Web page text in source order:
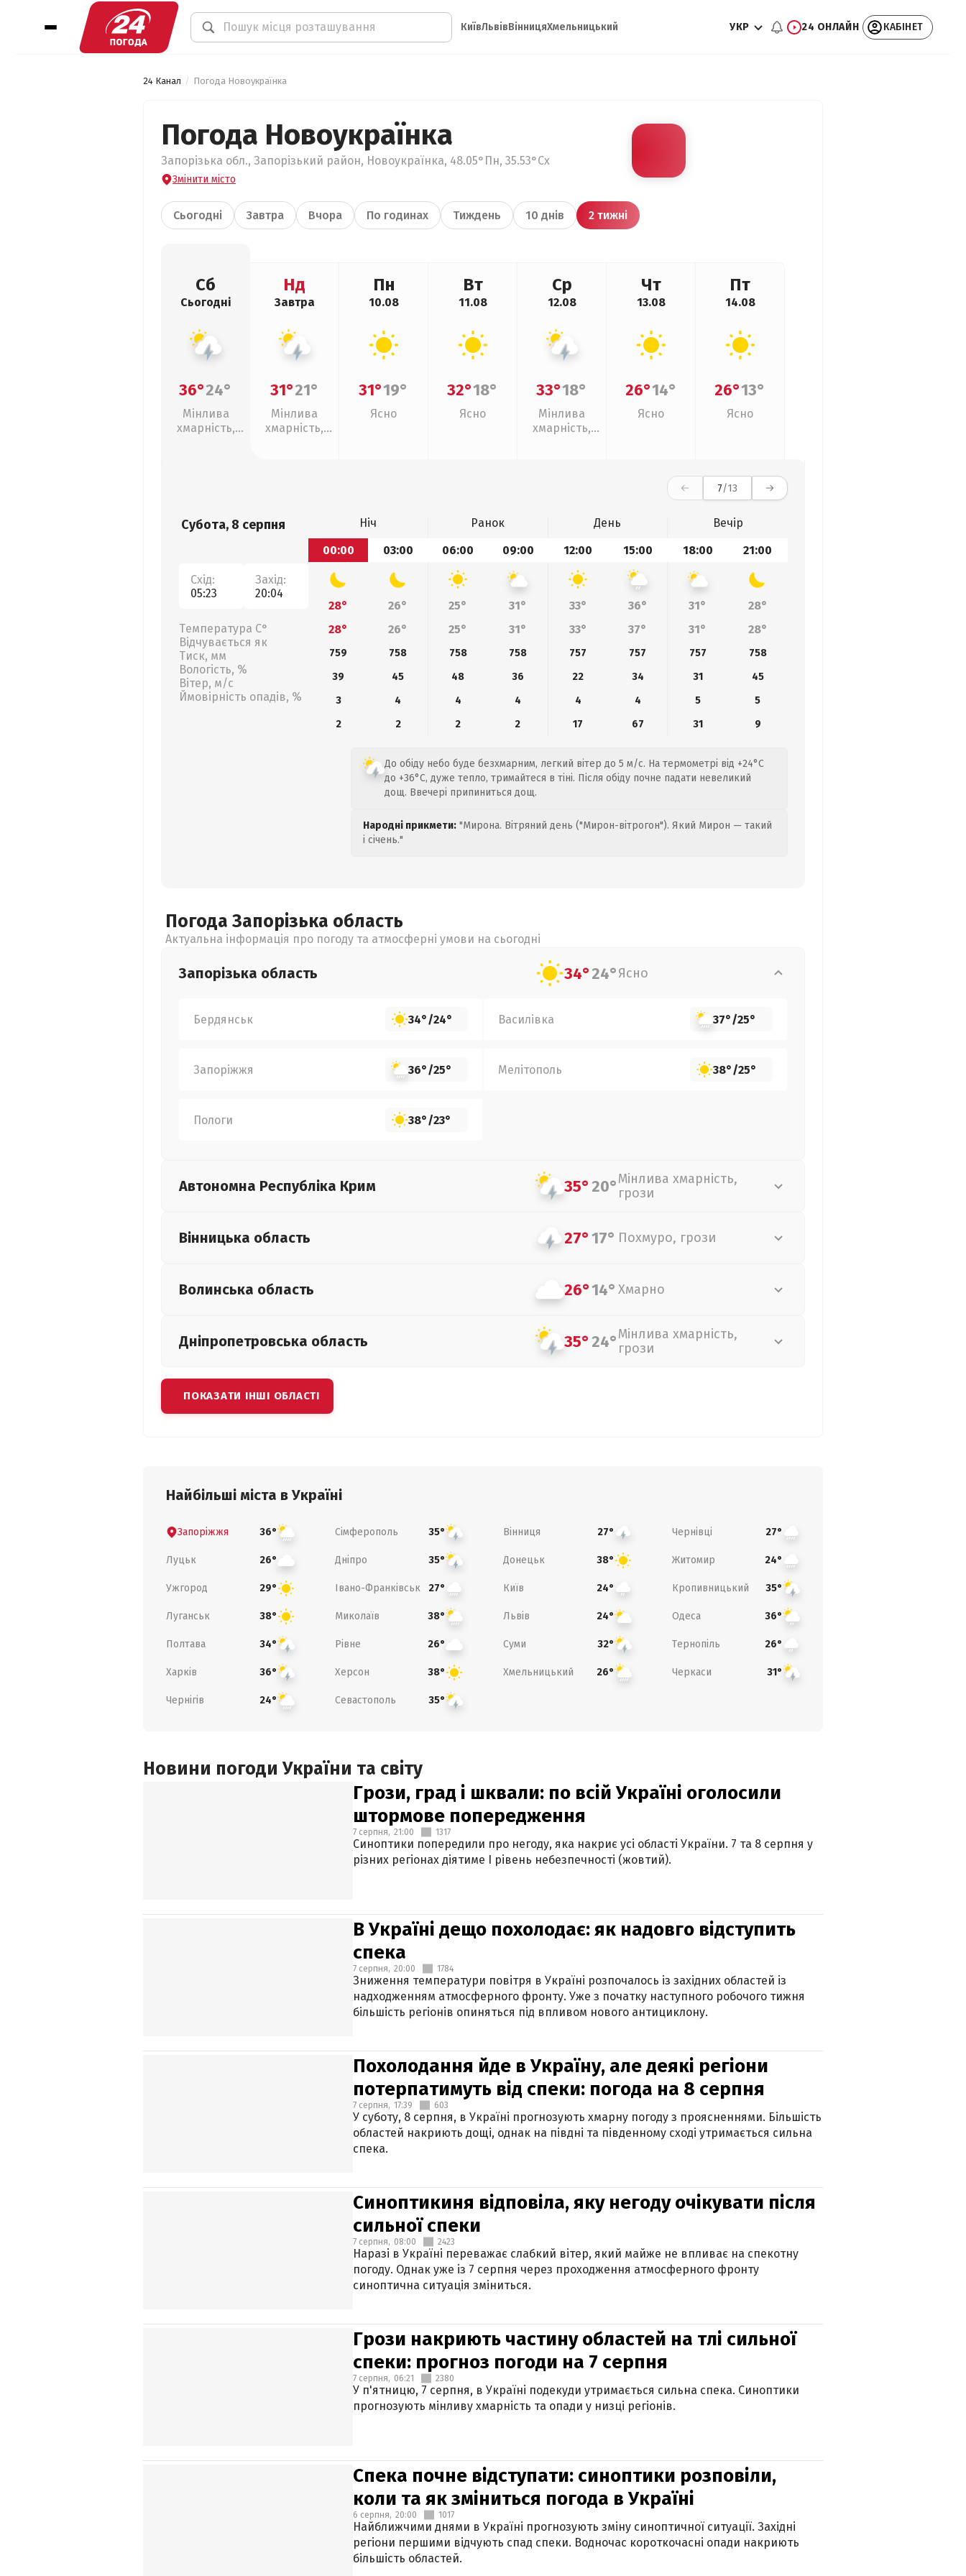
КиївЛьвівВінницяХмельницький УКР 24 ОНЛАЙН КАБІНЕТ
24 Канал Погода Новоукраїнка
Погода Новоукраїнка
Запорізька обл., Запорізький район, Новоукраїнка, 48.05°Пн, 35.53°Сх
Змінити місто
Сьогодні Завтра Вчора По годинах Тиждень 10 днів 2 тижні
Сб
Сьогодні
36°24°
Мінлива
хмарність,
Нд
Завтра
31°21°
Мінлива
хмарність,
Пн
10.08
31°19°
Ясно
Вт
11.08
32°18°
Ясно
Ср
12.08
33°18°
Мінлива
хмарність,
Чт
13.08
26°14°
Ясно
Пт
14.08
26°13°
Ясно
7/13
Субота, 8 серпня
Схід:
05:23
Захід:
20:04
Температура С°
Відчувається як
Тиск, мм
Вологість, %
Вітер, м/с
Ймовірність опадів, %
Ніч Ранок День
Вечір
00:00
03:00 06:00 09:00 12:00 15:00 18:00 21:00
28° 26° 25° 31° 33° 36° 31°
28°
28°
26° 25° 31° 33° 37° 31° 28°
759 758 758 758 757 757 757
758
39
45 48 36 22 34 31
45
3
4 4 4 4 4 5
5
2
2 2 2 17 67 31 9
До обіду небо буде безхмарним, легкий вітер до 5 м/с. На термометрі від +24°C
до +36°C, дуже тепло, тримайтеся в тіні. Після обіду почне падати невеликий
дощ. Ввечері припиниться дощ.
Народні прикмети: "Мирона. Вітряний день ("Мирон-вітрогон"). Який Мирон — такий
і січень."
Погода Запорізька область
Актуальна інформація про погоду та атмосферні умови на сьогодні
Запорізька область 34°24°Ясно
Бердянськ 34°/24° Василівка 37°/25°
Запоріжжя 36°/25° Мелітополь 38°/25°
Пологи 38°/23°
Автономна Республіка Крим 35°20°Мінлива хмарність,
грози
Вінницька область 27°17° Похмуро, грози
Волинська область 26°14° Хмарно
Дніпропетровська область 35°24°Мінлива хмарність,
грози
ПОКАЗАТИ ІНШІ ОБЛАСТІ
Найбільші міста в Україні
Запоріжжя 36° Сімферополь 35° Вінниця 27° Чернівці 27°
Луцьк 26° Дніпро 35° Донецьк 38° Житомир 24°
Ужгород 29° Івано-Франківськ 27° Київ 24° Кропивницький 35°
Луганськ 38° Миколаїв 38° Львів 24° Одеса 36°
Полтава 34° Рівне 26° Суми 32° Тернопіль 26°
Харків 36° Херсон 38° Хмельницький 26° Черкаси 31°
Чернігів 24° Севастополь 35°
Новини погоди України та світу
Грози, град і шквали: по всій Україні оголосили
штормове попередження
7 серпня, 21:00 1317
Синоптики попередили про негоду, яка накриє усі області України. 7 та 8 серпня у
різних регіонах діятиме І рівень небезпечності (жовтий).
В Україні дещо похолодає: як надовго відступить
спека
7 серпня, 20:00 1784
Зниження температури повітря в Україні розпочалось із західних областей із
надходженням атмосферного фронту. Уже з початку наступного робочого тижня
більшість регіонів опиняться під впливом нового антициклону.
Похолодання йде в Україну, але деякі регіони
потерпатимуть від спеки: погода на 8 серпня
7 серпня, 17:39 603
У суботу, 8 серпня, в Україні прогнозують хмарну погоду з проясненнями. Більшість
областей накриють дощі, однак на півдні та південному сході утримається сильна
спека.
Синоптикиня відповіла, яку негоду очікувати після
сильної спеки
7 серпня, 08:00 2423
Наразі в Україні переважає слабкий вітер, який майже не впливає на спекотну
погоду. Однак уже із 7 серпня через проходження атмосферного фронту
синоптична ситуація зміниться.
Грози накриють частину областей на тлі сильної
спеки: прогноз погоди на 7 серпня
7 серпня, 06:21 2380
У п'ятницю, 7 серпня, в Україні подекуди утримається сильна спека. Синоптики
прогнозують мінливу хмарність та опади у низці регіонів.
Спека почне відступати: синоптики розповіли,
коли та як зміниться погода в Україні
6 серпня, 20:00 1017
Найближчими днями в Україні прогнозують зміну синоптичної ситуації. Західні
регіони першими відчують спад спеки. Водночас короткочасні опади накриють
більшість областей.